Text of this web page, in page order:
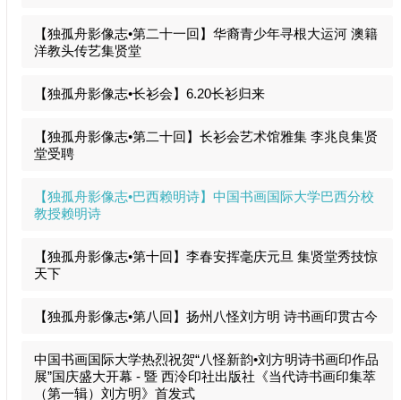
【独孤舟影像志•第二十一回】华裔青少年寻根大运河 澳籍
洋教头传艺集贤堂
【独孤舟影像志•长衫会】6.20长衫归来
【独孤舟影像志•第二十回】长衫会艺术馆雅集 李兆良集贤
堂受聘
【独孤舟影像志•巴西赖明诗】中国书画国际大学巴西分校
教授赖明诗
【独孤舟影像志•第十回】李春安挥毫庆元旦 集贤堂秀技惊
天下
【独孤舟影像志•第八回】扬州八怪刘方明 诗书画印贯古今
中国书画国际大学热烈祝贺“八怪新韵•刘方明诗书画印作品
展”国庆盛大开幕 - 暨 西泠印社出版社《当代诗书画印集萃
（第一辑）刘方明》首发式